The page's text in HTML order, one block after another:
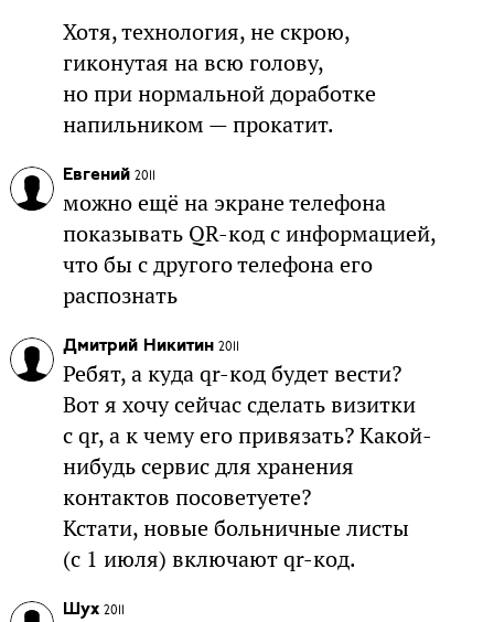
Хотя, технология, не скрою,
гиконутая на всю голову,
но при нормальной доработке
напильником — прокатит.
Евгений 2011
можно ещё на экране телефона
показывать QR-код с информацией,
что бы с другого телефона его
распознать
Дмитрий Никитин 2011
Ребят, а куда qr-код будет вести?
Вот я хочу сейчас сделать визитки
с qr, а к чему его привязать? Какой-
нибудь сервис для хранения
контактов посоветуете?
Кстати, новые больничные листы
(с 1 июля) включают qr-код.
Шух 2011